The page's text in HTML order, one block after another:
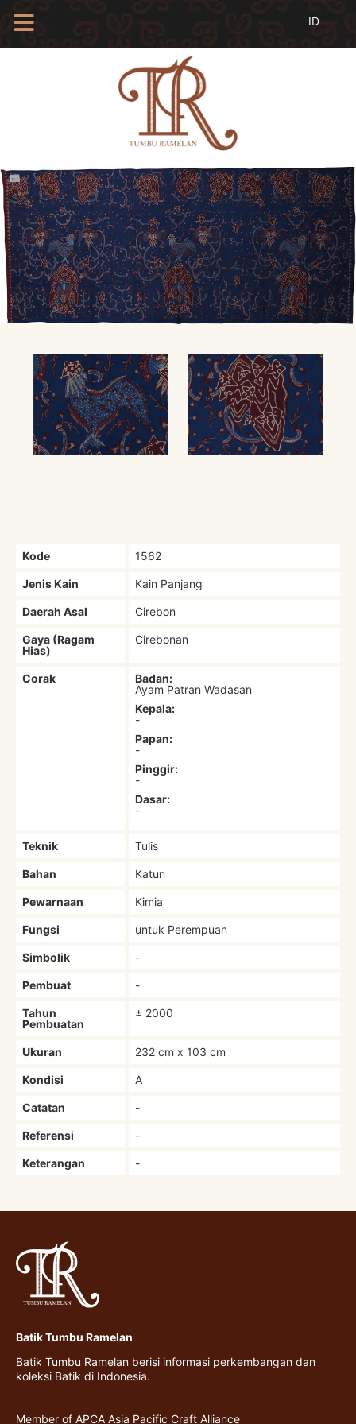
PROFIL
INSAN
BATIK
KAMUS
BATIK
KATALOG
BATIK
TANYA
LINKS
Kode 1562
Jenis Kain Kain Panjang
Daerah Asal Cirebon
Gaya (Ragam
Hias)
Cirebonan
Corak
Badan:
Ayam Patran Wadasan
Kepala:
-
Papan:
-
Pinggir:
-
Dasar:
-
Teknik Tulis
Bahan Katun
Pewarnaan Kimia
Fungsi untuk Perempuan
Simbolik -
Pembuat -
Tahun
Pembuatan
± 2000
Ukuran 232 cm x 103 cm
Kondisi A
Catatan -
Referensi -
Keterangan -
Batik Tumbu Ramelan
Batik Tumbu Ramelan berisi informasi perkembangan dan
koleksi Batik di Indonesia.
Member of APCA Asia Pacific Craft Alliance